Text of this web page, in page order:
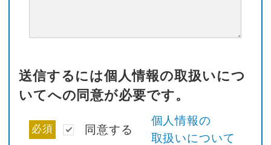
送信するには個人情報の取扱いにつ
いてへの同意が必要です。
必須 同意する
個人情報の
取扱いについて